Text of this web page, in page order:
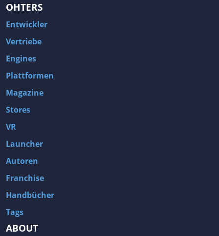
OHTERS
Entwickler
Vertriebe
Engines
Plattformen
Magazine
Stores
VR
Launcher
Autoren
Franchise
Handbücher
Tags
ABOUT